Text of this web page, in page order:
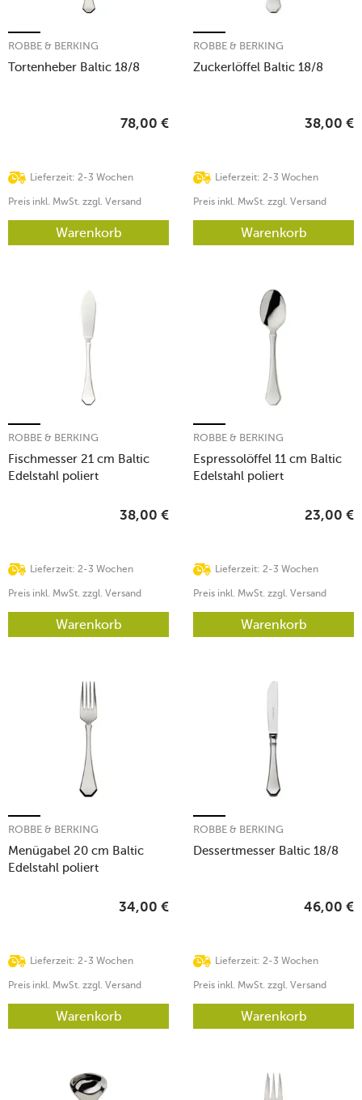
Tortenheber Baltic 18/8
ROBBE & BERKING
Lieferzeit: 2-3 Wochen
78,00 €
Preis inkl. MwSt. zzgl. Versand
Warenkorb
Zuckerlöffel Baltic 18/8
ROBBE & BERKING
Lieferzeit: 2-3 Wochen
38,00 €
Preis inkl. MwSt. zzgl. Versand
Warenkorb
Fischmesser 21 cm Baltic
Edelstahl poliert
ROBBE & BERKING
Lieferzeit: 2-3 Wochen
38,00 €
Preis inkl. MwSt. zzgl. Versand
Warenkorb
Espressolöffel 11 cm Baltic
Edelstahl poliert
ROBBE & BERKING
Lieferzeit: 2-3 Wochen
23,00 €
Preis inkl. MwSt. zzgl. Versand
Warenkorb
Menügabel 20 cm Baltic
Edelstahl poliert
ROBBE & BERKING
Lieferzeit: 2-3 Wochen
34,00 €
Preis inkl. MwSt. zzgl. Versand
Warenkorb
Dessertmesser Baltic 18/8
ROBBE & BERKING
Lieferzeit: 2-3 Wochen
46,00 €
Preis inkl. MwSt. zzgl. Versand
Warenkorb